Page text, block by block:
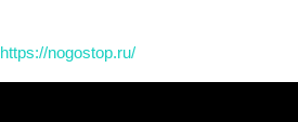
https://nogostop.ru/